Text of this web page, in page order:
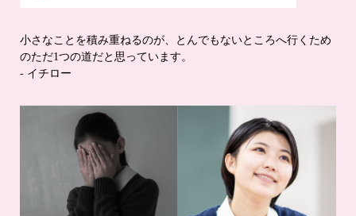
小さなことを積み重ねるのが、とんでもないところへ行くため
のただ1つの道だと思っています。
- イチロー